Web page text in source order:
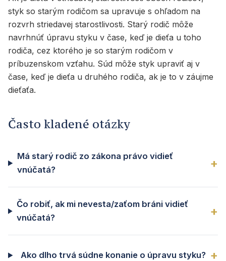
styk so starým rodičom sa upravuje s ohľadom na
rozvrh striedavej starostlivosti. Starý rodič môže
navrhnúť úpravu styku v čase, keď je dieťa u toho
rodiča, cez ktorého je so starým rodičom v
príbuzenskom vzťahu. Súd môže styk upraviť aj v
čase, keď je dieťa u druhého rodiča, ak je to v záujme
dieťaťa.
Často kladené otázky
Má starý rodič zo zákona právo vidieť
vnúčatá?
Čo robiť, ak mi nevesta/zaťom bráni vidieť
vnúčatá?
Ako dlho trvá súdne konanie o úpravu styku?